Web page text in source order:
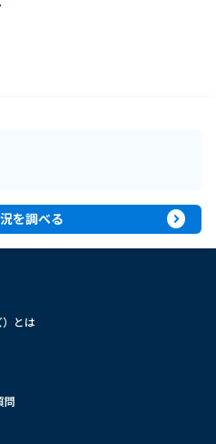
を調べる expand_circle_right
）とは
問